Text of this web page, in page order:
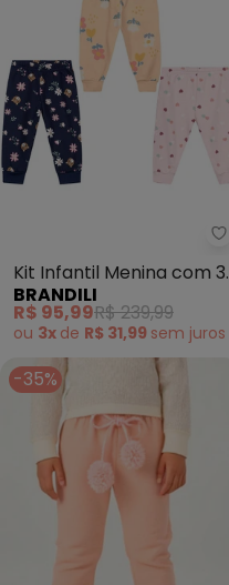
Kit Infantil Menina com 3
Calças Sortidas
BRANDILI
R$ 95,99R$ 239,99
ou 3x de R$ 31,99 sem juros
-35%